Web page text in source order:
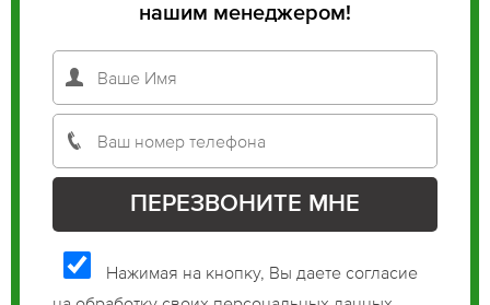
нашим менеджером!
Нажимая на кнопку, Вы даете согласие